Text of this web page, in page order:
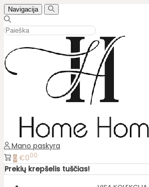
Navigacija
Mano paskyra
0 €000
Prekių krepšelis tuščias!